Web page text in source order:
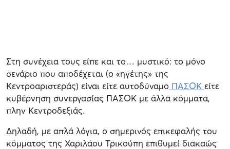
Στη συνέχεια τους είπε και το… μυστικό: το μόνο
σενάριο που αποδέχεται (ο «ηγέτης» της
Κεντροαριστεράς) είναι είτε αυτοδύναμο ΠΑΣΟΚ είτε
κυβέρνηση συνεργασίας ΠΑΣΟΚ με άλλα κόμματα,
πλην Κεντροδεξιάς.
Δηλαδή, με απλά λόγια, ο σημερινός επικεφαλής του
κόμματος της Χαριλάου Τρικούπη επιθυμεί διακαώς